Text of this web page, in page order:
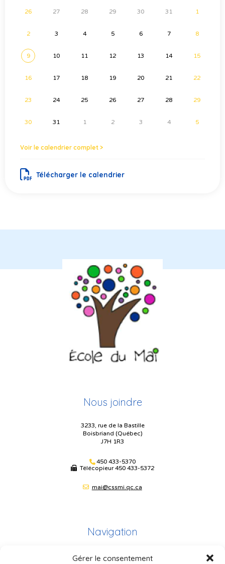
Gérer le consentement
26 27 28 29 30 31 1
2 3 4 5 6 7 8
9 10 11 12 13 14 15
16 17 18 19 20 21 22
23 24 25 26 27 28 29
30 31 1 2 3 4 5
Voir le calendrier complet >
Télécharger le calendrier
Nous joindre
3233, rue de la Bastille
Boisbriand (Québec)
J7H 1R3
450 433-5370
Télécopieur450 433-5372
mai@cssmi.qc.ca
Navigation
Plan du site